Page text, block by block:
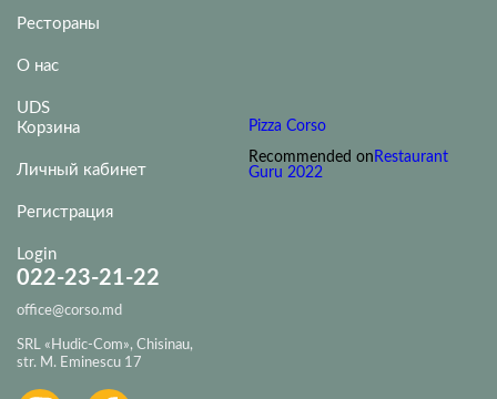
Рестораны
О нас
UDS
Корзина
Личный кабинет
Регистрация
Login
Pizza Corso
Recommended on Restaurant
Guru 2022
022-23-21-22
office@corso.md
SRL «Hudic-Com», Chisinau,
str. M. Eminescu 17